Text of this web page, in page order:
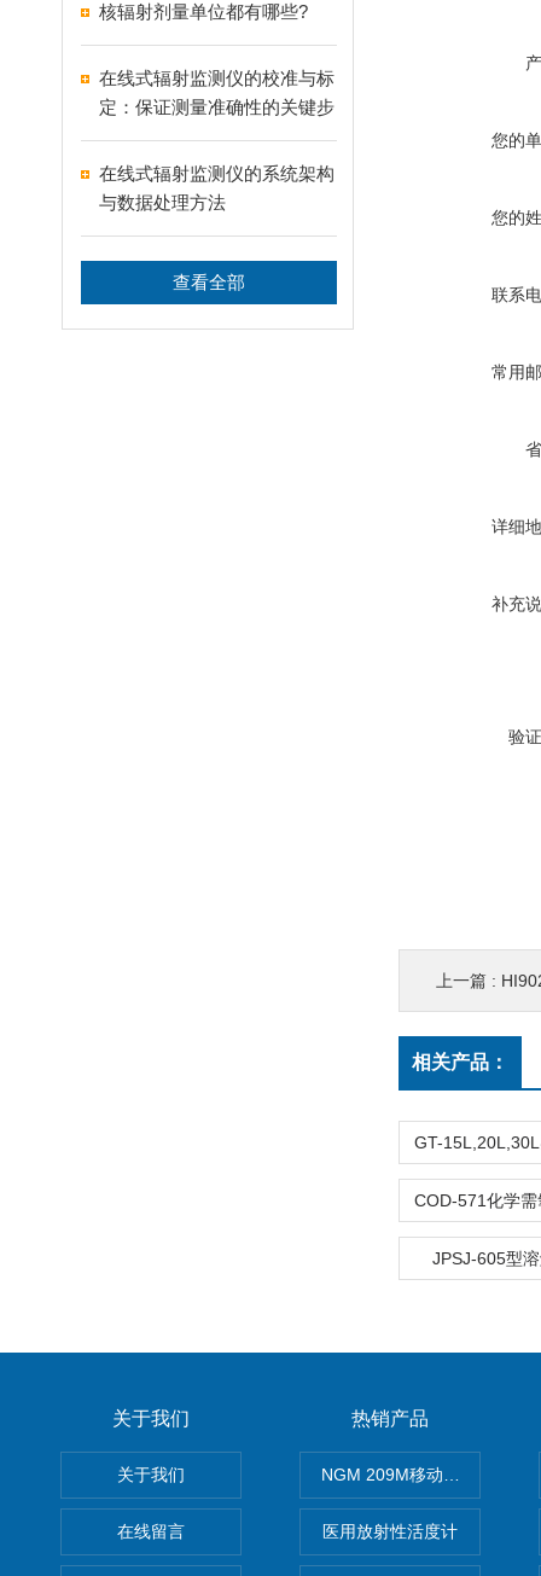
核辐射剂量单位都有哪些?
在线式辐射监测仪的校准与标
定：保证测量准确性的关键步
骤
在线式辐射监测仪的系统架构
与数据处理方法
查看全部
您的
您的
联系
常用
详细
补充
验
上一篇 :
相关产品：
JPSJ-605型
关于我们
关于我们
在线留言
热销产品
NGM 209M移动式惰性气体
医用放射性活度计